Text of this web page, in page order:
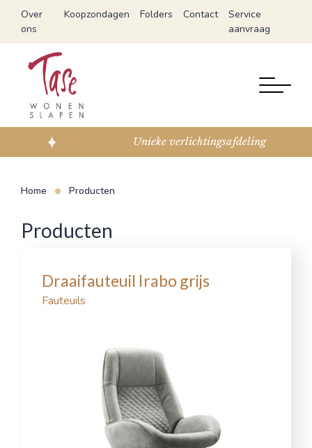
Over
ons
Koopzondagen Folders Contact
Service
aanvraag
Unieke verlichtingsafdeling
Home Producten
Producten
Draaifauteuil Irabo grijs
Fauteuils